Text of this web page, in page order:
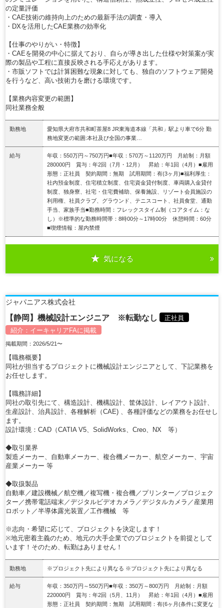
の定量評価
・CAE技術の維持向上のための最新手法の調査・導入
・DXを活用したCAE業務の効率化
【仕事のやりがい・特徴】
・CAEを開発の中心に据えており、自らが導き出した仕様や対策案が実
際の製品や工程に直接反映される手応えがあります。
・市販ソフトでは計算困難な現象に対しても、独自のソフトウェア開発
を行うなど、高い技術力を磨ける環境です。
【業務内容変更の範囲】
同社業務全般
勤務地
愛知県大府市共和町茶屋8 JR東海道本線「共和」駅より車で6分 勤
務地変更の範囲:本社及び全国の事業…
給与
年収：550万円～750万円■年収：570万～1120万円 月給制：月額
280000円 賞与：年2回（7月・12月） 昇給：年1回（4月）■雇用
形態：正社員 契約期間：無期 試用期間：有(3ヶ月)■福利厚生：
社内預金制度、住宅積立制度、住宅資金貸付制度、車両購入金貸付
制度、独身寮、社宅・住宅費補助、保養施設、リゾート会員施設の
利用権、社員クラブ、グラウンド、テニスコート、社員食堂、通勤
手当、家族手当■勤務時間：フレックスタイム制（コアタイム：な
し）※標準的な勤務時間帯：8時00分～17時00分 休憩時間：60分
■喫煙情報：屋内禁煙
気になる
ジャパニアス株式会社
【静岡】機械設計エンジニア ※転勤なし
正社員
紹介： イーキャリアFAに掲載
掲載期間：2026/5/21〜
【職務概要】
同社が担当するプロジェクトに機械設計エンジニアとして、下記業務を
お任せします。
【職務詳細】
同社の取引先にて、構造設計、機構設計、筐体設計、レイアウト設計、
生産設計、治具設計、各種解析（CAE) 、各種評価などの業務をお任せし
ます。
設計環境：CAD（CATIA V5、SolidWorks、Creo、NX 等）
◆取引業界
製造メーカー、自動車メーカー、複合機メーカー、航空メーカー、宇宙
産業メーカー 等
◆取扱製品
自動車／建設機械／航空機／複写機・複合機／プリンター／プロジェク
ター／携帯電話端末／デジタルビデオカメラ／デジタルカメラ／産業用
ロボット／半導体露光装置／工作機械 等
※志向・希望に応じて、プロジェクトを決定します！
※地元密着主義のため、地元の大手企業でのプロジェクトを前提として
います！そのため、転勤はありません！
勤務地 ※プロジェクト先により異なる ※プロジェクト先により異なる
給与
年収：350万円～550万円■年収：350万～800万円 月給制：月額
220000円 賞与：年2回（5月、11月） 昇給：年1回（4月）■雇用
形態：正社員 契約期間：無期 試用期間：有(6ヶ月(条件に変更な